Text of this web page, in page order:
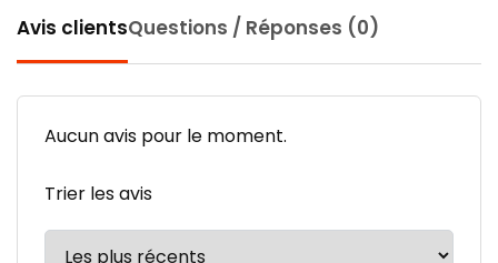
Avis clientsQuestions / Réponses (0)
Aucun avis pour le moment.
Trier les avis